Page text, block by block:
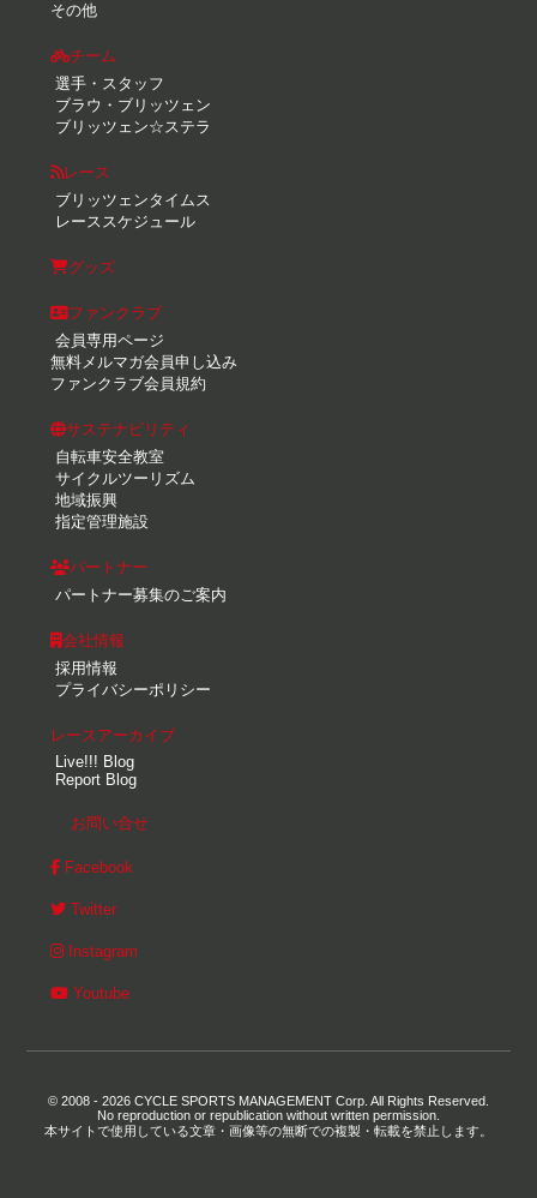
その他
チーム
選手・スタッフ
ブラウ・ブリッツェン
ブリッツェン☆ステラ
レース
ブリッツェンタイムス
レーススケジュール
グッズ
ファンクラブ
会員専用ページ
無料メルマガ会員申し込み
ファンクラブ会員規約
サステナビリティ
自転車安全教室
サイクルツーリズム
地域振興
指定管理施設
パートナー
パートナー募集のご案内
会社情報
採用情報
プライバシーポリシー
レースアーカイブ
Live!!! Blog
Report Blog
お問い合せ
Facebook
Twitter
Instagram
Youtube
© 2008 - 2026 CYCLE SPORTS MANAGEMENT Corp. All Rights Reserved.
No reproduction or republication without written permission.
本サイトで使用している文章・画像等の無断での複製・転載を禁止します。